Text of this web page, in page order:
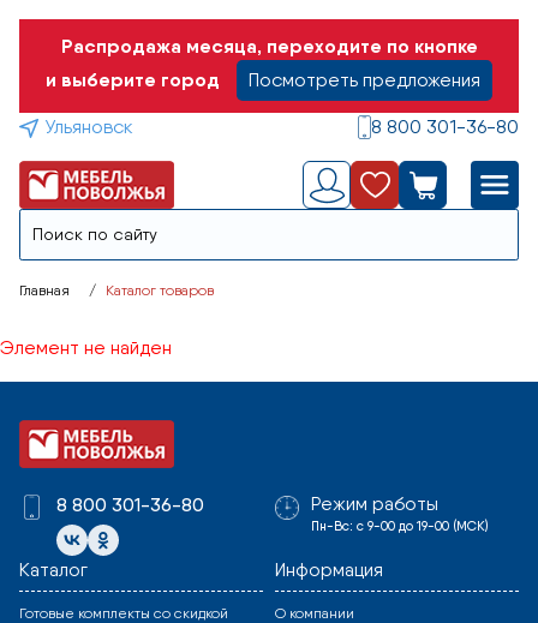
Распродажа месяца, переходите по кнопке
и выберите город
Посмотреть предложения
Ульяновск 8 800 301-36-80
Главная Каталог товаров
Элемент не найден
8 800 301-36-80 Режим работы
Пн-Вс: с 9-00 до 19-00 (МСК)
Каталог
Готовые комплекты со скидкой
Информация
О компании